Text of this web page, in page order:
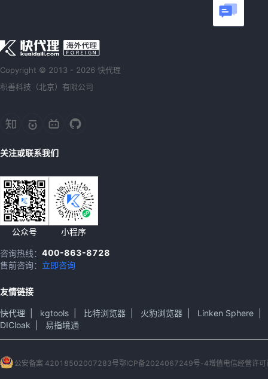
Copyright © 2013 - 2026 快代理
积善科技（北京）有限公司
关注或联系我们
公众号 小程序
咨询热线： 400-863-8728
售前咨询： 立即咨询
友情链接
快代理 kgtools 比特浏览器 火豹浏览器 Linken Sphere
DICloak
易指境通
公安备案 42018502007283号鄂ICP备2024067249号-4增值电信经营许